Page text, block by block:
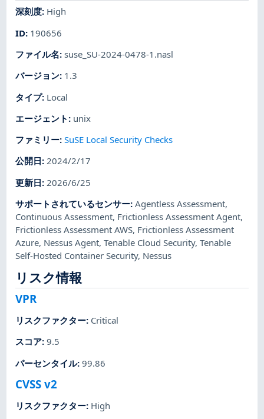
深刻度: High
ID: 190656
ファイル名:suse_SU-2024-0478-1.nasl
バージョン: 1.3
タイプ: Local
エージェント : unix
ファミリー:SuSE Local Security Checks
公開日:2024/2/17
更新日: 2026/6/25
サポートされているセンサー:Agentless Assessment,
Continuous Assessment, Frictionless Assessment Agent,
Frictionless Assessment AWS, Frictionless Assessment
Azure, Nessus Agent,Tenable Cloud Security,Tenable
Self-Hosted Container Security, Nessus
リスク情報
VPR
リスクファクター: Critical
スコア:9.5
パーセンタイル:99.86
CVSS v2
リスクファクター: High